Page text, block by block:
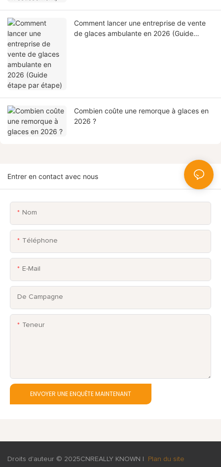
Comment lancer une entreprise de vente
de glaces ambulante en 2026 (Guide
Combien coûte une remorque à glaces en
2026 ?
Entrer en contact avec nous
Nom
Téléphone
E-Mail
De Campagne
Teneur
ENVOYER UNE ENQUÊTE MAINTENANT
Droits d'auteur © 2025CNREALLY KNOWN | Plan du site